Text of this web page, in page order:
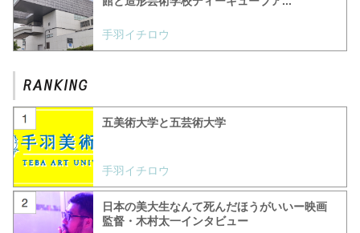
手羽イチロウ
五美術大学と五芸術大学
手羽イチロウ
日本の美大生なんて死んだほうがいいー映画
監督・木村太一インタビュー